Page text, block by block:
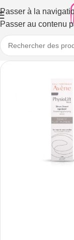
Passer à la
Passer au contenu